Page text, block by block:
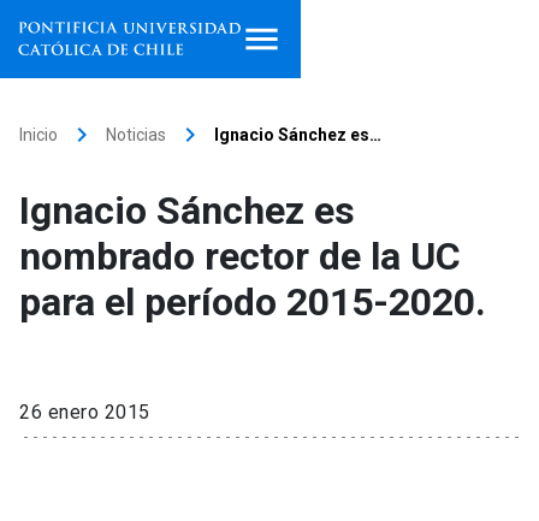
Facultades, escuelas e
institutos
Investigación
Extensión
Inicio keyboard_arrow_right Noticias keyboard_arrow_right Ignacio Sánchez es…
Ignacio Sánchez es
nombrado rector de la UC
para el período 2015-2020.
26 enero 2015